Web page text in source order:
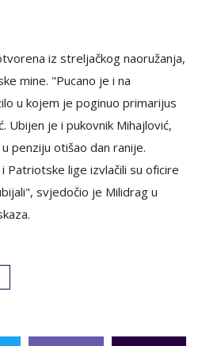
iz streljačkog naoružanja,
mine. "Pucano je i na
u kojem je poginuo primarijus
Ubijen je i pukovnik Mihajlović,
penziju otišao dan ranije.
Patriotske lige izvlačili su oficire
svjedočio je Milidrag u